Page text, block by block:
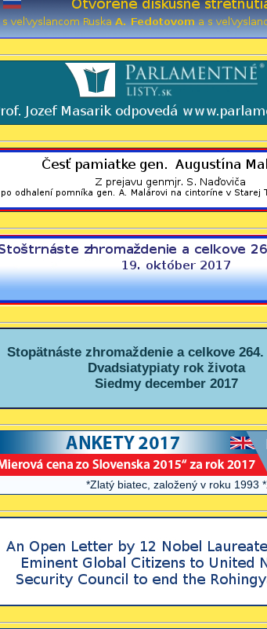
Stopätnáste zhromaždenie a celkove
Dvadsiatypiaty rok života
Siedmy december 2017
*Zlatý biatec, založený v roku 1993